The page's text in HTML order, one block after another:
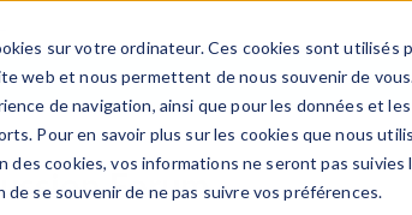
sur votre ordinateur. Ces cookies sont utilisés
web et nous permettent de nous souvenir de
de navigation, ainsi que pour les données et
Pour en savoir plus sur les cookies que nous
des cookies, vos informations ne seront pas
se souvenir de ne pas suivre vos préférences.
PRODUITS
Forum